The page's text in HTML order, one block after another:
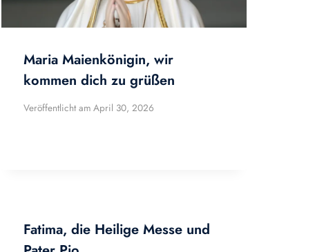
Maria Maienkönigin, wir
kommen dich zu grüßen
Veröffentlicht am April 30, 2026
Fatima, die Heilige Messe und